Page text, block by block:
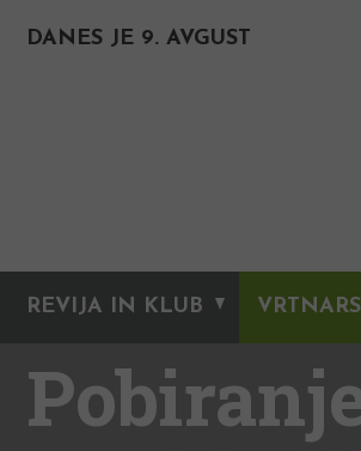
DANES JE 9. AVGUST
REVIJA IN KLUB